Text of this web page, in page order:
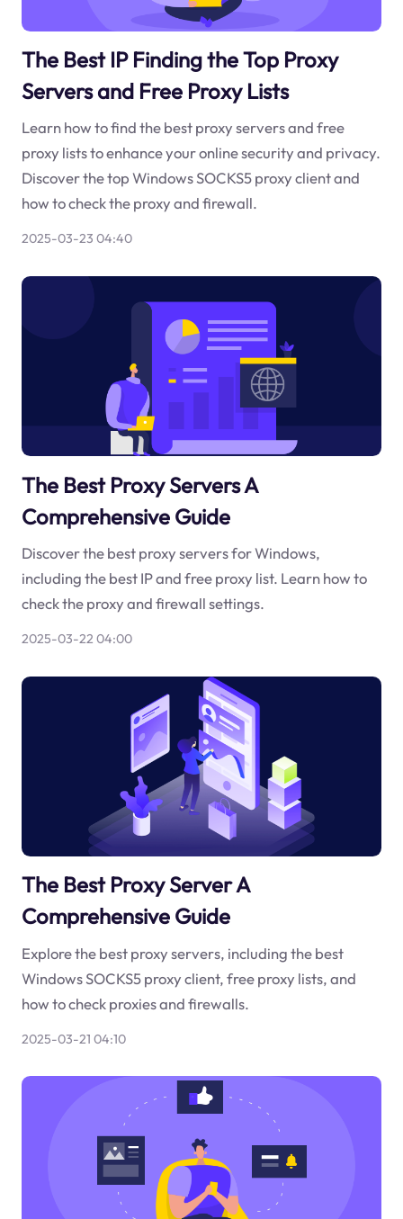
The Best IP Finding the Top Proxy
Servers and Free Proxy Lists
Learn how to find the best proxy servers and free
proxy lists to enhance your online security and privacy.
Discover the top Windows SOCKS5 proxy client and
how to check the proxy and firewall.
2025-03-23 04:40
The Best Proxy Servers A
Comprehensive Guide
Discover the best proxy servers for Windows,
including the best IP and free proxy list. Learn how to
check the proxy and firewall settings.
2025-03-22 04:00
The Best Proxy Server A
Comprehensive Guide
Explore the best proxy servers, including the best
Windows SOCKS5 proxy client, free proxy lists, and
how to check proxies and firewalls.
2025-03-21 04:10